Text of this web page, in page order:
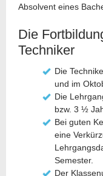
Absolvent eines
Die
Techniker
Die
und im
Die
bzw. 3 ½
Bei guten
eine
Semester.
Der